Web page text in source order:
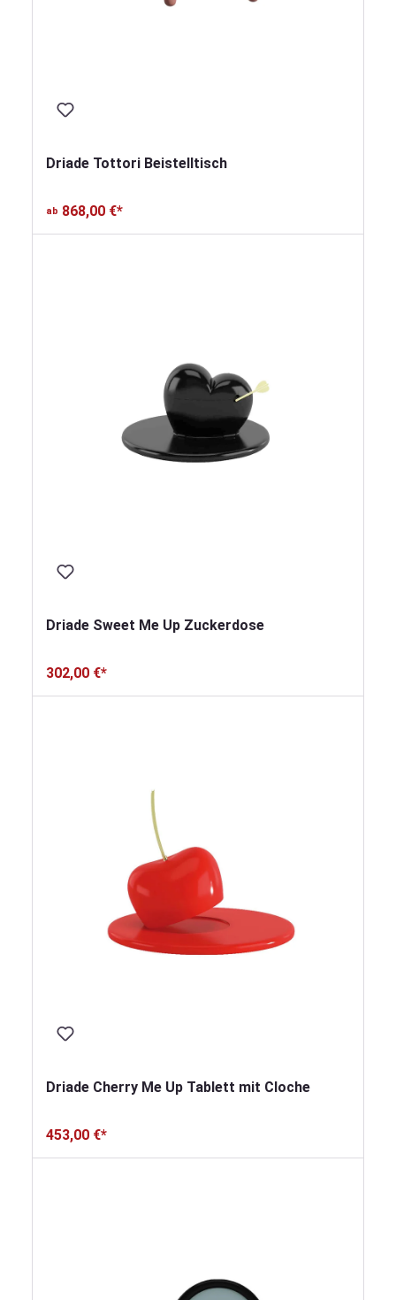
Driade Tottori Beistelltisch
ab 868,00 €*
Driade Sweet Me Up Zuckerdose
302,00 €*
Driade Cherry Me Up Tablett mit Cloche
453,00 €*